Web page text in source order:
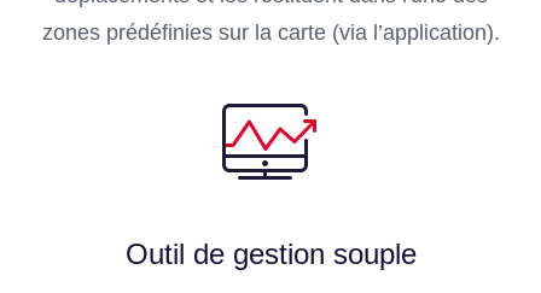
zones prédéfinies sur la carte (via l’application).
Outil de gestion souple